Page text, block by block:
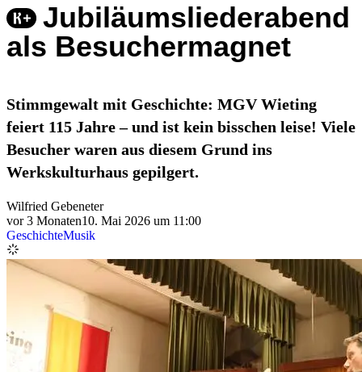
Jubiläumsliederabend
als Besuchermagnet
Stimmgewalt mit Geschichte: MGV Wieting
feiert 115 Jahre – und ist kein bisschen leise! Viele
Besucher waren aus diesem Grund ins
Werkskulturhaus gepilgert.
Wilfried Gebeneter
vor 3 Monaten10. Mai 2026 um 11:00
GeschichteMusik